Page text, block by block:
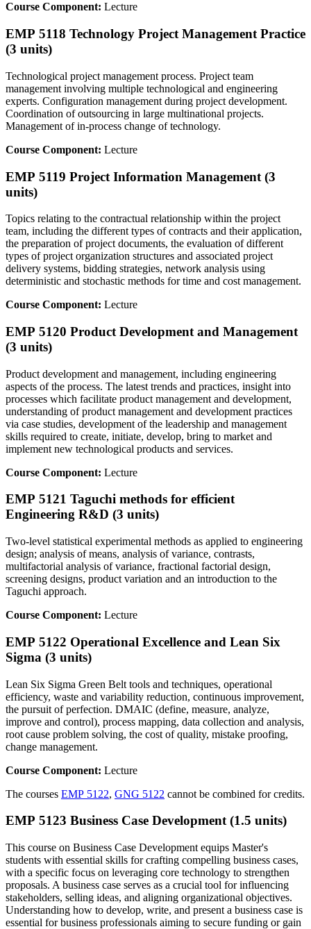
Course Component: Lecture
EMP 5118 Technology Project Management Practice
(3 units)
Technological project management process. Project team
management involving multiple technological and engineering
experts. Configuration management during project development.
Coordination of outsourcing in large multinational projects.
Management of in-process change of technology.
Course Component: Lecture
EMP 5119 Project Information Management (3
units)
Topics relating to the contractual relationship within the project
team, including the different types of contracts and their application,
the preparation of project documents, the evaluation of different
types of project organization structures and associated project
delivery systems, bidding strategies, network analysis using
deterministic and stochastic methods for time and cost management.
Course Component: Lecture
EMP 5120 Product Development and Management
(3 units)
Product development and management, including engineering
aspects of the process. The latest trends and practices, insight into
processes which facilitate product management and development,
understanding of product management and development practices
via case studies, development of the leadership and management
skills required to create, initiate, develop, bring to market and
implement new technological products and services.
Course Component: Lecture
EMP 5121 Taguchi methods for efficient
Engineering R&D (3 units)
Two-level statistical experimental methods as applied to engineering
design; analysis of means, analysis of variance, contrasts,
multifactorial analysis of variance, fractional factorial design,
screening designs, product variation and an introduction to the
Taguchi approach.
Course Component: Lecture
EMP 5122 Operational Excellence and Lean Six
Sigma (3 units)
Lean Six Sigma Green Belt tools and techniques, operational
efficiency, waste and variability reduction, continuous improvement,
the pursuit of perfection. DMAIC (define, measure, analyze,
improve and control), process mapping, data collection and analysis,
root cause problem solving, the cost of quality, mistake proofing,
change management.
Course Component: Lecture
The courses EMP 5122, GNG 5122 cannot be combined for credits.
EMP 5123 Business Case Development (1.5 units)
This course on Business Case Development equips Master's
students with essential skills for crafting compelling business cases,
with a specific focus on leveraging core technology to strengthen
proposals. A business case serves as a crucial tool for influencing
stakeholders, selling ideas, and aligning organizational objectives.
Understanding how to develop, write, and present a business case is
essential for business professionals aiming to secure funding or gain